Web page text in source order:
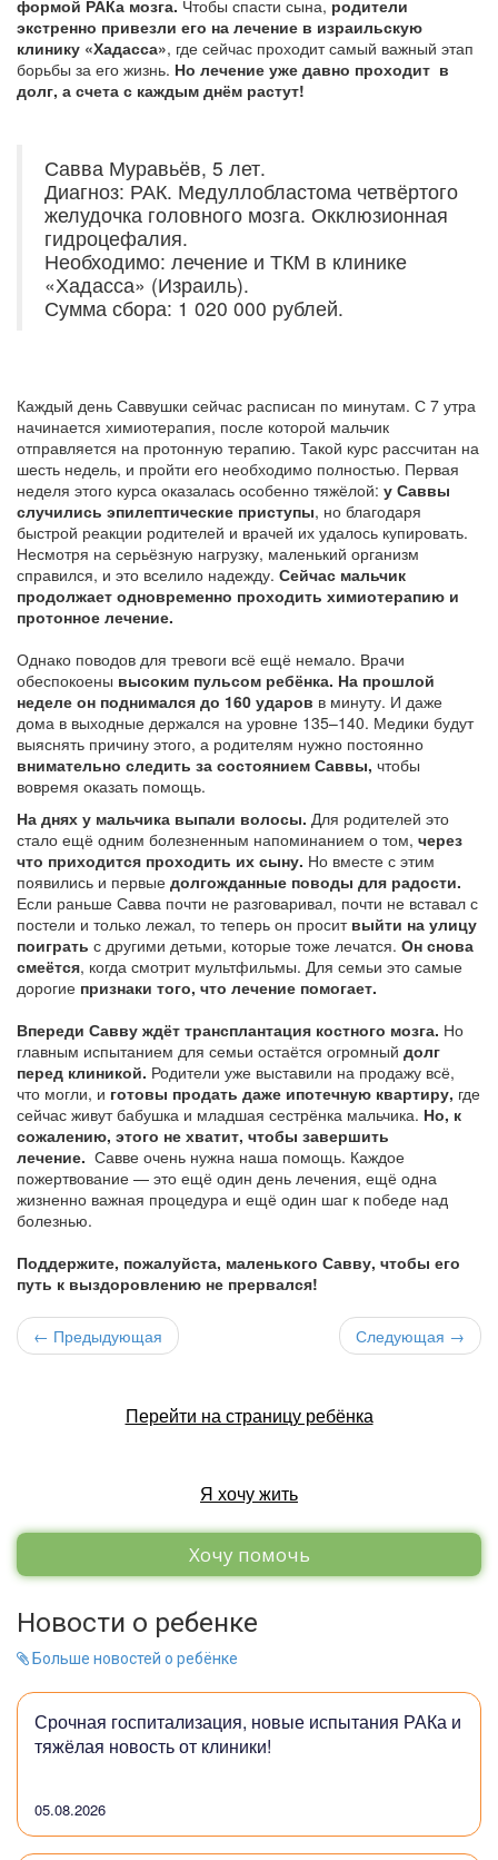
формой РАКа мозга. Чтобы спасти сына, родители
экстренно привезли его на лечение в израильскую
клинику «Хадасса», где сейчас проходит самый важный этап
борьбы за его жизнь. Но лечение уже давно проходит в
долг, а счета с каждым днём растут!
Савва Муравьёв, 5 лет.
Диагноз: РАК. Медуллобластома четвёртого
желудочка головного мозга. Окклюзионная
гидроцефалия.
Необходимо: лечение и ТКМ в клинике
«Хадасса» (Израиль).
Сумма сбора: 1 020 000 рублей.
Каждый день Саввушки сейчас расписан по минутам. С 7 утра
начинается химиотерапия, после которой мальчик
отправляется на протонную терапию. Такой курс рассчитан на
шесть недель, и пройти его необходимо полностью. Первая
неделя этого курса оказалась особенно тяжёлой: у Саввы
случились эпилептические приступы, но благодаря
быстрой реакции родителей и врачей их удалось купировать.
Несмотря на серьёзную нагрузку, маленький организм
справился, и это вселило надежду. Сейчас мальчик
продолжает одновременно проходить химиотерапию и
протонное лечение.
Однако поводов для тревоги всё ещё немало. Врачи
обеспокоены высоким пульсом ребёнка. На прошлой
неделе он поднимался до 160 ударов в минуту. И даже
дома в выходные держался на уровне 135–140. Медики будут
выяснять причину этого, а родителям нужно постоянно
внимательно следить за состоянием Саввы, чтобы
вовремя оказать помощь.
На днях у мальчика выпали волосы. Для родителей это
стало ещё одним болезненным напоминанием о том, через
что приходится проходить их сыну. Но вместе с этим
появились и первые долгожданные поводы для радости.
Если раньше Савва почти не разговаривал, почти не вставал с
постели и только лежал, то теперь он просит выйти на улицу
поиграть с другими детьми, которые тоже лечатся. Он снова
смеётся, когда смотрит мультфильмы. Для семьи это самые
дорогие признаки того, что лечение помогает.
Впереди Савву ждёт трансплантация костного мозга. Но
главным испытанием для семьи остаётся огромный долг
перед клиникой. Родители уже выставили на продажу всё,
что могли, и готовы продать даже ипотечную квартиру, где
сейчас живут бабушка и младшая сестрёнка мальчика. Но, к
сожалению, этого не хватит, чтобы завершить
лечение. Савве очень нужна наша помощь. Каждое
пожертвование — это ещё один день лечения, ещё одна
жизненно важная процедура и ещё один шаг к победе над
болезнью.
Поддержите, пожалуйста, маленького Савву, чтобы его
путь к выздоровлению не прервался!
← Предыдующая Следующая →
Перейти на страницу ребёнка
Я хочу жить
Хочу помочь
Новости о ребенке
Больше новостей о ребёнке
Срочная госпитализация, новые испытания РАКа и
тяжёлая новость от клиники!
05.08.2026